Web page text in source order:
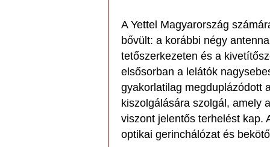
A Yettel Magyarország
bővült: a korábbi négy
tetőszerkezeten és a
elsősorban a lelátók
gyakorlatilag megduplázódott
kiszolgálására szolgál, amely
viszont jelentős terhelést kap.
optikai gerinchálózat és